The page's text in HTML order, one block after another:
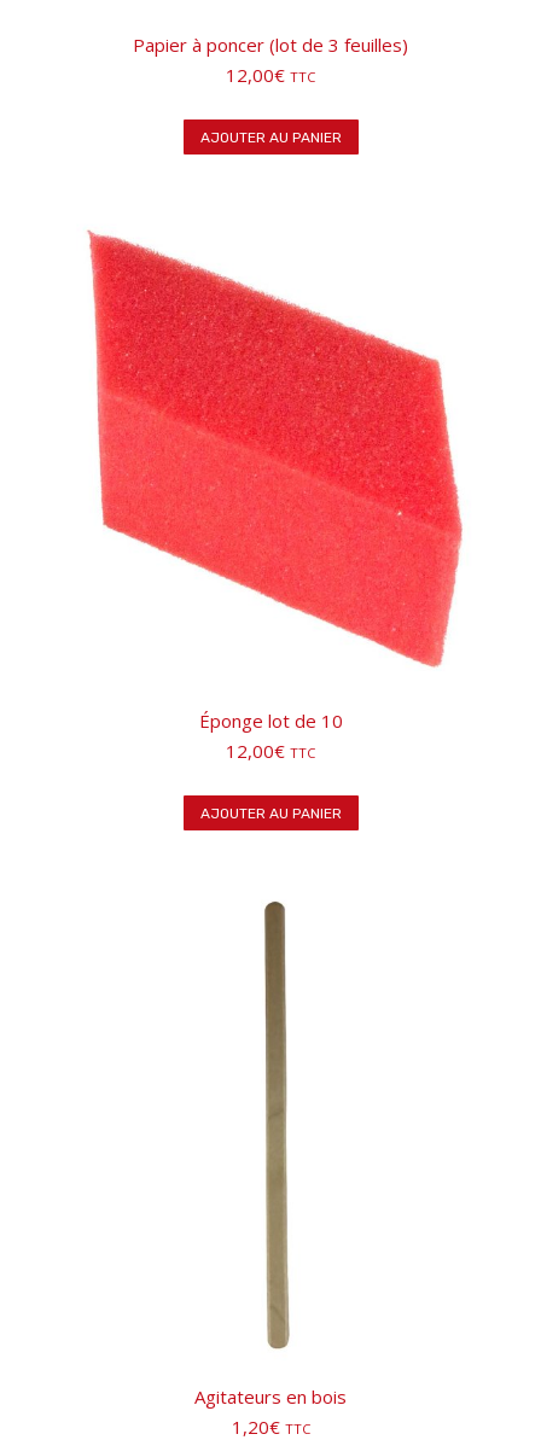
Papier à poncer (lot de 3 feuilles)
12,00€ TTC
AJOUTER AU PANIER
Éponge lot de 10
12,00€ TTC
AJOUTER AU PANIER
Agitateurs en bois
1,20€ TTC